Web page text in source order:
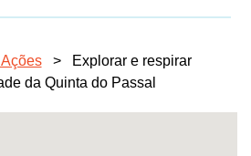
>
Explorar e respirar
da Quinta do Passal